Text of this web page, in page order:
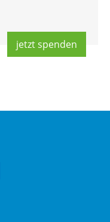
jetzt spen­den